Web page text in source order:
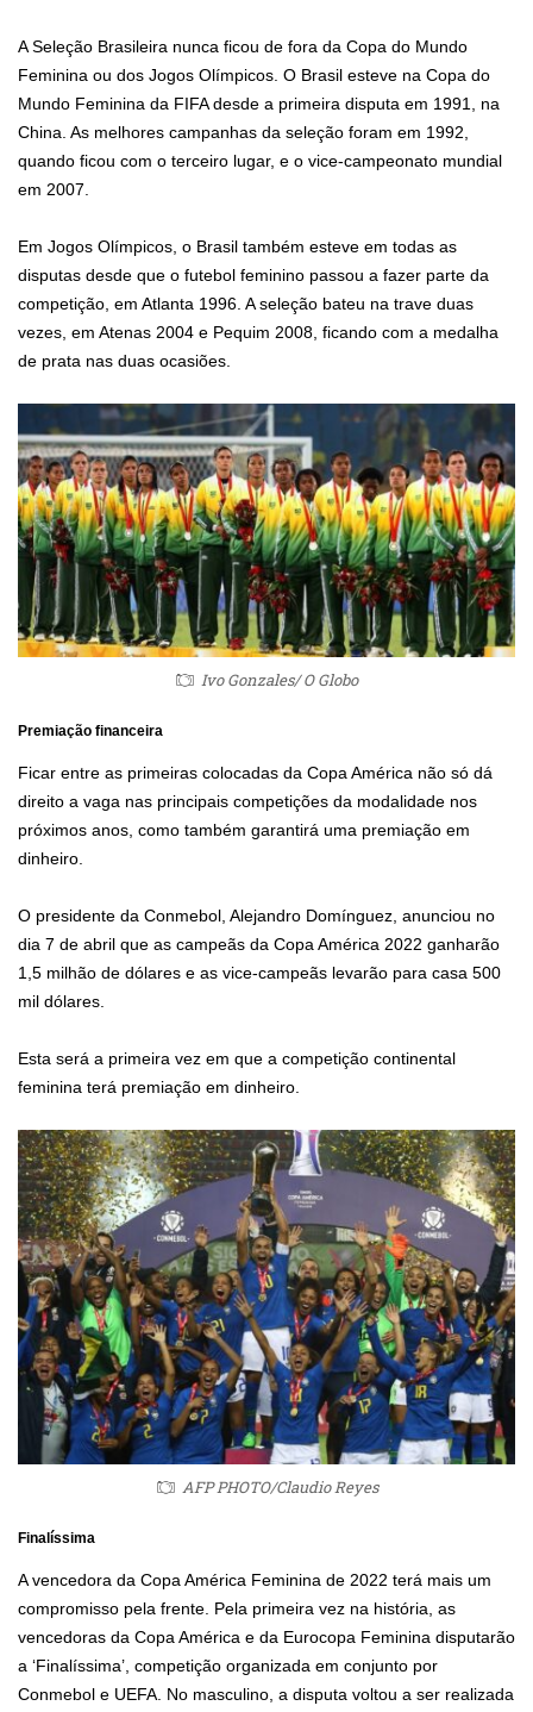
A Seleção Brasileira nunca ficou de fora da Copa do Mundo
Feminina ou dos Jogos Olímpicos. O Brasil esteve na Copa do
Mundo Feminina da FIFA desde a primeira disputa em 1991, na
China. As melhores campanhas da seleção foram em 1992,
quando ficou com o terceiro lugar, e o vice-campeonato mundial
em 2007.
Em Jogos Olímpicos, o Brasil também esteve em todas as
disputas desde que o futebol feminino passou a fazer parte da
competição, em Atlanta 1996. A seleção bateu na trave duas
vezes, em Atenas 2004 e Pequim 2008, ficando com a medalha
de prata nas duas ocasiões.
Ivo Gonzales/ O Globo
Premiação financeira
Ficar entre as primeiras colocadas da Copa América não só dá
direito a vaga nas principais competições da modalidade nos
próximos anos, como também garantirá uma premiação em
dinheiro.
O presidente da Conmebol, Alejandro Domínguez, anunciou no
dia 7 de abril que as campeãs da Copa América 2022 ganharão
1,5 milhão de dólares e as vice-campeãs levarão para casa 500
mil dólares.
Esta será a primeira vez em que a competição continental
feminina terá premiação em dinheiro.
AFP PHOTO/Claudio Reyes
Finalíssima
A vencedora da Copa América Feminina de 2022 terá mais um
compromisso pela frente. Pela primeira vez na história, as
vencedoras da Copa América e da Eurocopa Feminina disputarão
a ‘Finalíssima’, competição organizada em conjunto por
Conmebol e UEFA. No masculino, a disputa voltou a ser realizada